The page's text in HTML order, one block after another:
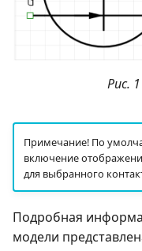
Рис.
Примечание! По
включение
для выбранного
Подробная
модели